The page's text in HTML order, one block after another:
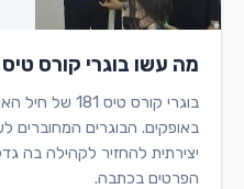
מה עשו בוגרי קורס טיס 181 בתיכון באופקים?
בוגרי קורס טיס
באופקים. הבוגרים המחוברים
יצירתית להחזיר לקהילה בה
הפרטים בכתבה.